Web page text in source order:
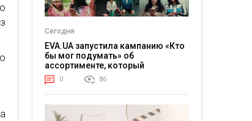
Сегодня
EVA.UA запустила кампанию «Кто
бы мог подумать» об
ассортименте, который
покупатели не ожидают увидеть
на платформе
0 86